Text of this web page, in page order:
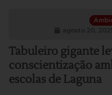
Tabuleiro gigante
conscientização
escolas de Laguna